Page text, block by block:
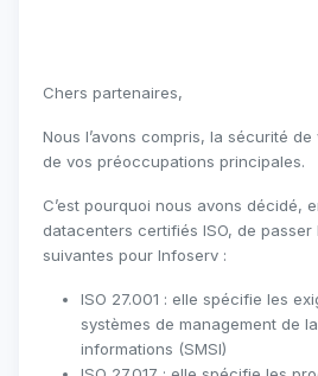
Chers partenaires,
Nous l’avons compris, la sécurité de
de vos préoccupations principales.
C’est pourquoi nous avons décidé,
datacenters certifiés ISO, de
suivantes pour Infoserv :
ISO 27.001 : elle spécifie les
systèmes de management de
informations (SMSI)